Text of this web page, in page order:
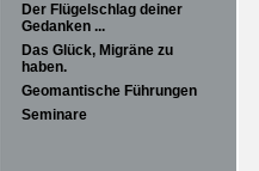
Der Flügelschlag deiner
Gedanken ...
Das Glück, Migräne zu
haben.
Geomantische Führungen
Seminare